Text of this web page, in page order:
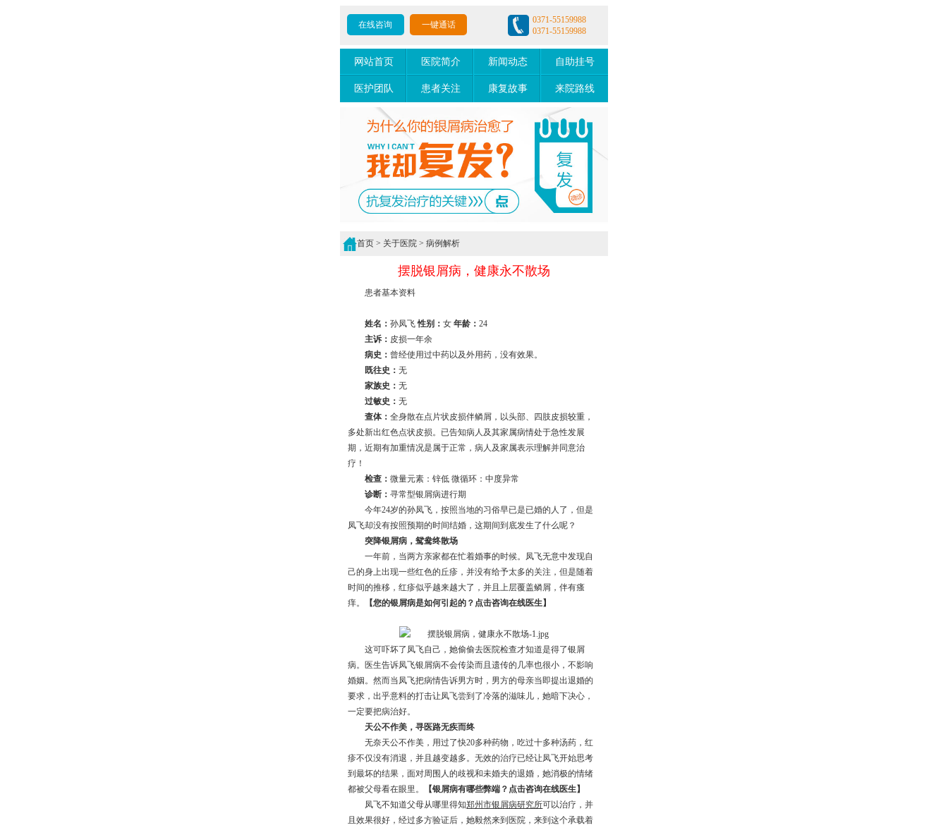
在线咨询 一键通话
0371-55159988
0371-55159988
郑州市银屑病研究所
网站首页 医院简介 新闻动态 自助挂号
医护团队 患者关注 康复故事 来院路线
首页 > 关于医院 > 病例解析
摆脱银屑病，健康永不散场
患者基本资料
姓名：孙凤飞性别：女年龄：24
主诉： 皮损一年余
病史： 曾经使用过中药以及外用药，没有效果。
既往史：无
家族史：无
过敏史：无
查体：全身散在点片状皮损伴鳞屑，以头部、四肢皮损较重，
多处新出红色点状皮损。已告知病人及其家属病情处于急性发展
期，近期有加重情况是属于正常，病人及家属表示理解并同意治
疗！
检查：微量元素：锌低 微循环：中度异常
诊断：寻常型银屑病进行期
今年24岁的孙凤飞，按照当地的习俗早已是已婚的人了，但是
凤飞却没有按照预期的时间结婚，这期间到底发生了什么呢？
突降银屑病，鸳鸯终散场
一年前，当两方亲家都在忙着婚事的时候。凤飞无意中发现自
己的身上出现一些红色的丘疹，并没有给予太多的关注，但是随着
时间的推移，红疹似乎越来越大了，并且上层覆盖鳞屑，伴有瘙
痒。
【您的银屑病是如何引起的？点击咨询在线医生】
这可吓坏了凤飞自己，她偷偷去医院检查才知道是得了银屑
病。医生告诉凤飞银屑病不会传染而且遗传的几率也很小，不影响
婚姻。然而当凤飞把病情告诉男方时，男方的母亲当即提出退婚的
要求，出乎意料的打击让凤飞尝到了冷落的滋味儿，她暗下决心，
一定要把病治好。
天公不作美，寻医路无疾而终
无奈天公不作美，用过了快20多种药物，吃过十多种汤药，红
疹不仅没有消退，并且越变越多。无效的治疗已经让凤飞开始思考
到最坏的结果，面对周围人的歧视和未婚夫的退婚，她消极的情绪
都被父母看在眼里。
【银屑病有哪些弊端？点击咨询在线医生】
凤飞不知道父母从哪里得知郑州市银屑病研究所可以治疗，并
且效果很好，经过多方验证后，她毅然来到医院，来到这个承载着